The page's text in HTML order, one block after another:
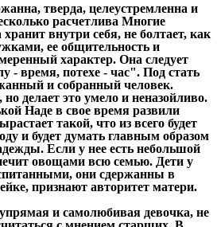
тверда, целеустремленна и
расчетлива Многие
внутри себя, не болтает, как
ее общительность и
характер. Она следует
- время, потехе - час". Под стать
и собранный человек.
делает это умело и неназойливо.
Наде в свое время развили
такой, что из всего будет
и будет думать главным образом
Если у нее есть небольшой
овощами всю семью. Дети у
они сдержанны в
признают авторитет матери.
и самолюбивая девочка, не